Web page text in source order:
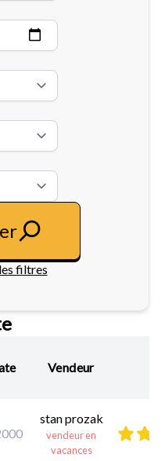
filtres
Vendeur
stan prozak
vendeur en
vacances